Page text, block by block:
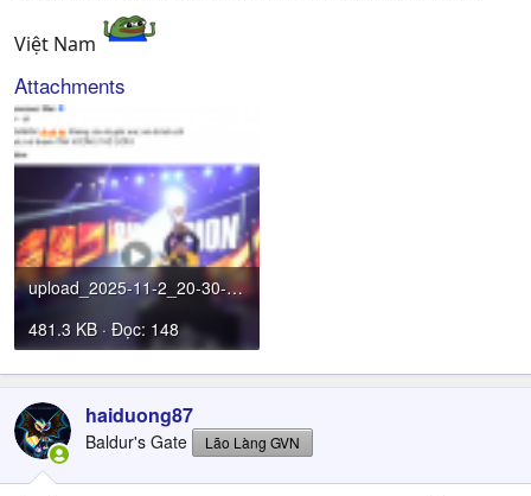
Việt Nam
Attachments
upload_2025-11-2_20-30-30.png
481.3 KB · Đọc: 148
haiduong87
Baldur's Gate Lão Làng GVN